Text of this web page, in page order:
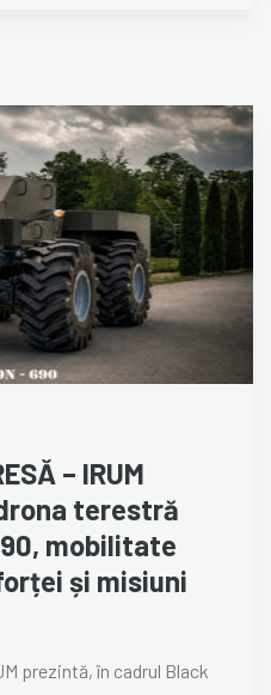
– IRUM
terestră
mobilitate
și misiuni
prezintă, în cadrul Black